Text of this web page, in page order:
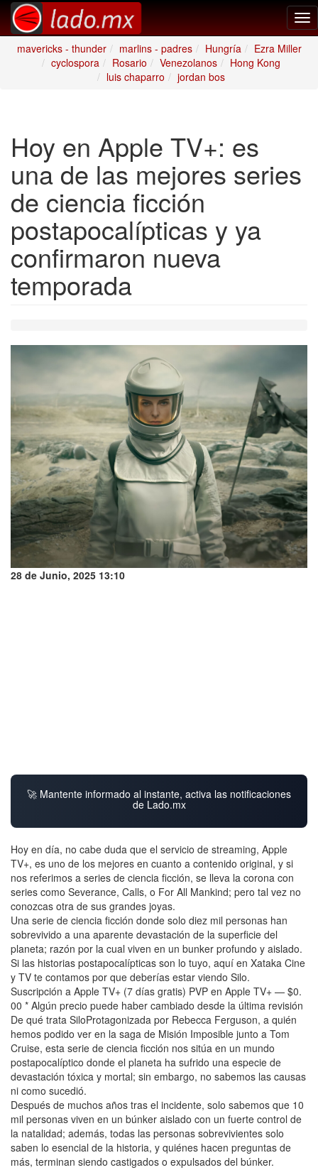
mavericks - thunder
marlins - padres Hungría
Ezra Miller
cyclospora
Rosario Venezolanos
Hong Kong
luis chaparro
jordan bos
Hoy en Apple TV+: es
una de las mejores series
de ciencia ficción
postapocalípticas y ya
confirmaron nueva
temporada
28 de Junio, 2025 13:10
🚀 Mantente informado al instante, activa las notificaciones
de Lado.mx
Hoy en día, no cabe duda que el servicio de streaming, Apple
TV+, es uno de los mejores en cuanto a contenido original, y si
nos referimos a series de ciencia ficción, se lleva la corona con
series como Severance, Calls, o For All Mankind; pero tal vez no
conozcas otra de sus grandes joyas.
Una serie de ciencia ficción donde solo diez mil personas han
sobrevivido a una aparente devastación de la superficie del
planeta; razón por la cual viven en un bunker profundo y aislado.
Si las historias postapocalípticas son lo tuyo, aquí en Xataka Cine
y TV te contamos por que deberías estar viendo Silo.
Suscripción a Apple TV+ (7 días gratis) PVP en Apple TV+ — $0.
00 * Algún precio puede haber cambiado desde la última revisión
De qué trata SiloProtagonizada por Rebecca Ferguson, a quién
hemos podido ver en la saga de Misión Imposible junto a Tom
Cruise, esta serie de ciencia ficción nos sitúa en un mundo
postapocalíptico donde el planeta ha sufrido una especie de
devastación tóxica y mortal; sin embargo, no sabemos las causas
ni como sucedió.
Después de muchos años tras el incidente, solo sabemos que 10
mil personas viven en un búnker aislado con un fuerte control de
la natalidad; además, todas las personas sobrevivientes solo
saben lo esencial de la historia, y quiénes hacen preguntas de
más, terminan siendo castigados o expulsados del búnker.